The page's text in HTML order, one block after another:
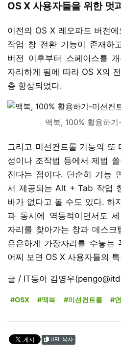
OS X 사용자들을 위한 멋
이전의 OS X 레오파드 버전
작업 창 전환 기능이 존재하
버전 이후부터 스페이스를
자리하게 됨에 따라 OS X의
층 향상되었다.
맥북, 100% 활용하
그리고 미션컨트롤 기능의 또
성이나 조작법 등에서 제법
진다는 점이다. 단순히 기능
서 제공되는 Alt + Tab 작업
바가 없다고 볼 수도 있다. 하
과 동시에 역동적이면서도
자리를 찾아가는 창과 데스크
은은하게 가장자리를 수놓는
어찌 보면 OS X 사용자들의
글 / IT동아 김영우
#OSX #맥북 #미션컨트롤 #
URL 복사